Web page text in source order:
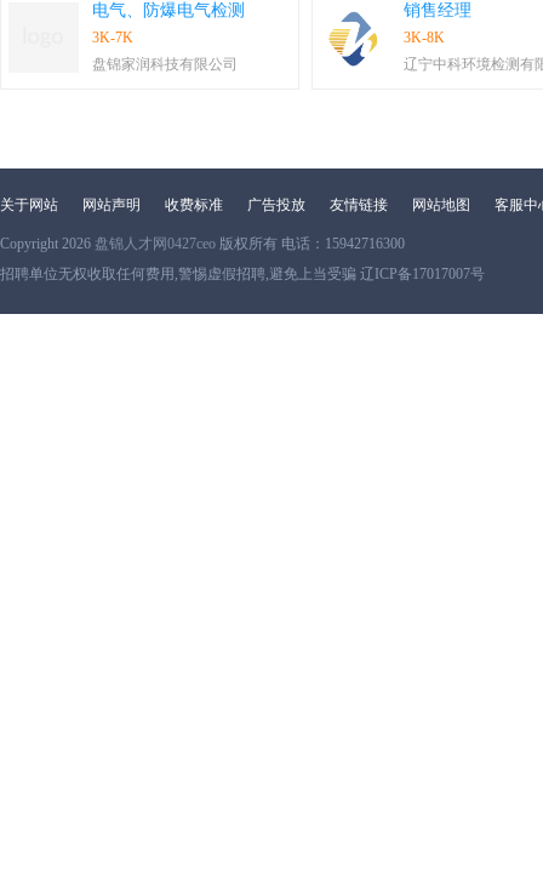
电气、防爆电气检测
3K-7K
盘锦家润科技有限公司
销售经理
3K-8K
辽宁中科环境检测有
关于网站 网站声明 收费标准 广告投放 友情链接 网站地图 客服中
Copyright 2026 盘锦人才网0427ceo 版权所有 电话：15942716300
招聘单位无权收取任何费用,警惕虚假招聘,避免上当受骗 辽ICP备17017007号